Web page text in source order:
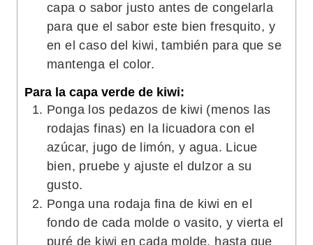
capa o sabor justo antes de congelarla
para que el sabor este bien fresquito, y
en el caso del kiwi, también para que se
mantenga el color.
Para la capa verde de kiwi:
Ponga los pedazos de kiwi (menos las
rodajas finas) en la licuadora con el
azúcar, jugo de limón, y agua. Licue
bien, pruebe y ajuste el dulzor a su
gusto.
Ponga una rodaja fina de kiwi en el
fondo de cada molde o vasito, y vierta el
puré de kiwi en cada molde, hasta que